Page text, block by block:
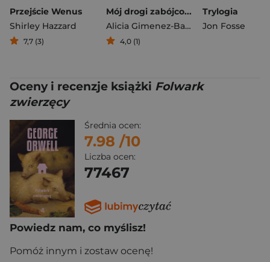
Przejście Wenus
Shirley Hazzard
7,7 (3)
Mój drogi zabójco...
Alicia Gimenez-Bartlett
4,0 (1)
Trylogia
Jon Fosse
Oceny i recenzje książki Folwark
zwierzęcy
Średnia ocen:
7.98 /10
Liczba ocen:
77467
Powiedz nam, co myślisz!
Pomóż innym i zostaw ocenę!